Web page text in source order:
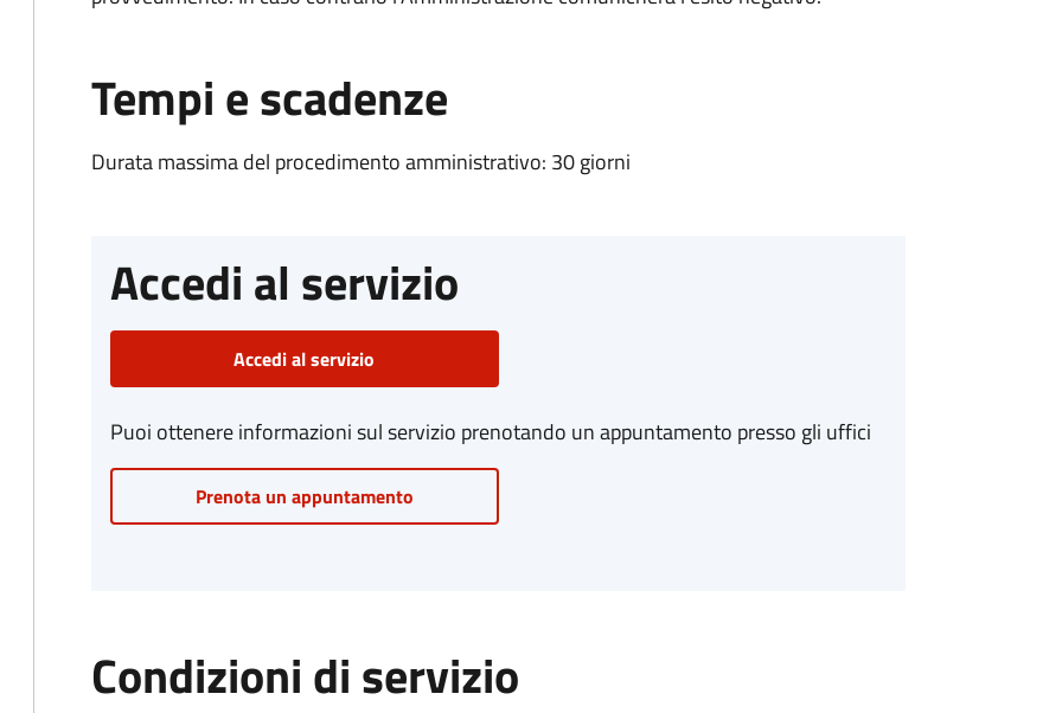
Tempi e scadenze
Durata massima del procedimento amministrativo: 30 giorni
Accedi al servizio
Accedi al servizio
Puoi ottenere informazioni sul servizio prenotando un appuntamento presso gli uffici
Prenota un appuntamento
Condizioni di servizio